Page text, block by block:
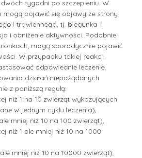
tygodni po szczepieniu. W
mogą pojawić się objawy ze strony
i trawiennego, tj. biegunka i
i obniżenie aktywności. Podobnie
mogą sporadycznie pojawić
W przypadku takiej reakcji
odpowiednie leczenie.
działań niepożądanych
z poniższą regułą:
niż 1 na 10 zwierząt wykazujących
w jednym cyklu leczenia),
mniej niż 10 na 100 zwierząt),
niż 1 ale mniej niż 10 na 1000
mniej niż 10 na 10000 zwierząt),